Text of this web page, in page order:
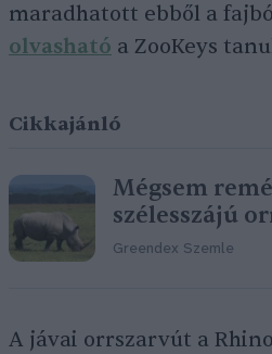
maradhatott ebből a
olvasható a ZooKeys
Cikkajánló
Mégsem
szélesszájú
Greendex Szemle
A jávai orrszarvút a